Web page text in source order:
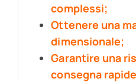
complessi;
Ottenere una
dimensionale;
Garantire una
consegna